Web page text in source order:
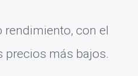
rendimiento, con el
precios más bajos.